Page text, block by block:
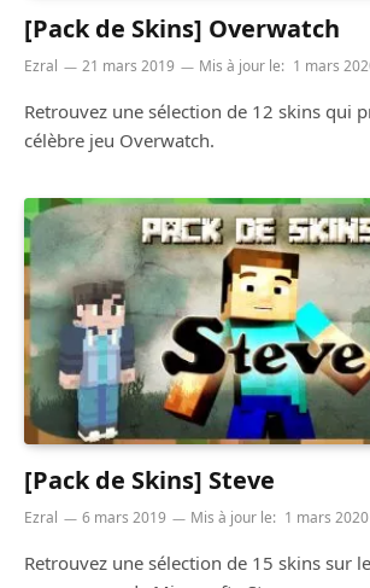
[Pack de Skins] Overwatch
Ezral 21 mars 2019 Mis à jour le: 1 mars
Retrouvez une sélection de 12 skins qui
célèbre jeu Overwatch.
[Pack de Skins] Steve
Ezral 6 mars 2019 Mis à jour le: 1 mars 2020
Retrouvez une sélection de 15 skins sur